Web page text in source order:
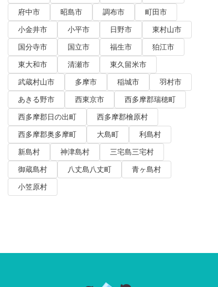
府中市
昭島市 調布市
町田市
小金井市
小平市 日野市
東村山市
国分寺市
国立市 福生市
狛江市
東大和市
清瀬市
東久留米市
武蔵村山市
多摩市 稲城市
羽村市
あきる野市
西東京市
西多摩郡瑞穂町
西多摩郡日の出町
西多摩郡檜原村
西多摩郡奥多摩町
大島町
利島村
新島村
神津島村
三宅島三宅村
御蔵島村
八丈島八丈町
青ヶ島村
小笠原村